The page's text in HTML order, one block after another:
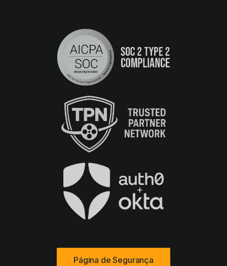
Página de Segurança